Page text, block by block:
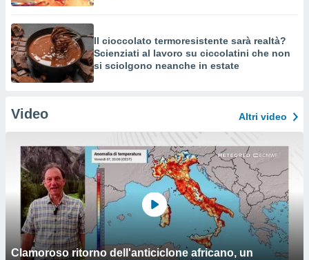
Il cioccolato termoresistente sarà realtà?
Scienziati al lavoro su ciccolatini che non
si sciolgono neanche in estate
Video Altri video
Clamoroso ritorno dell'anticiclone africano, un